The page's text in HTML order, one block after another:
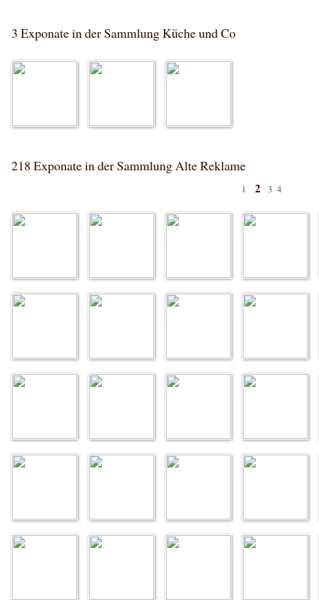
3 Exponate in der Sammlung Küche und Co
218 Exponate in der Sammlung Alte Reklame
1 2 3 4